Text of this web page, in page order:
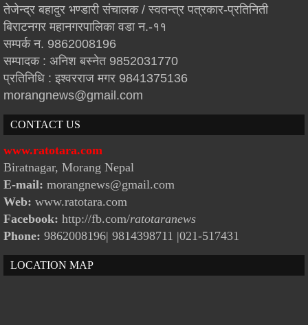
तेजेन्द्र बहादुर भण्डारी संचालक / स्वतन्त्र पत्रकार-प्रतिनिती
बिराटनगर महानगरपालिका वडा न.-११
सम्पर्क न. 9862008196
सम्पादक : अनिश बस्नेत 9852031770
प्रतिनिधि : इश्वरराज मगर 9841375136
morangnews@gmail.com
CONTACT US
www.ratotara.com
Biratnagar, Morang Nepal
E-mail: morangnews@gmail.com
Web: www.ratotara.com
Facebook: http://fb.com/ratotaranews
Phone: 9862008196| 9814398711 |021-517431
LOCATION MAP